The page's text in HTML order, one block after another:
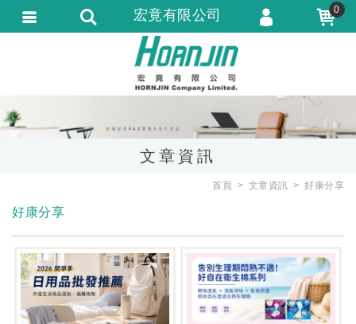
文章資訊
首頁 文章資訊 好康分享
好康分享
宏竟有限公司 0
會員登入
會員註冊
訂單查詢
匯款通知